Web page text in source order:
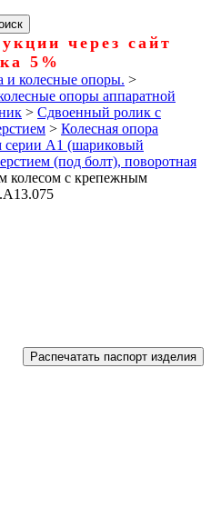
через сайт
5%
и колесные опоры. >
опоры аппаратной
> Сдвоенный ролик с
> Колесная опора
серии А1 (шариковый
(под болт), поворотная
колесом с крепежным
Распечатать паспорт изделия